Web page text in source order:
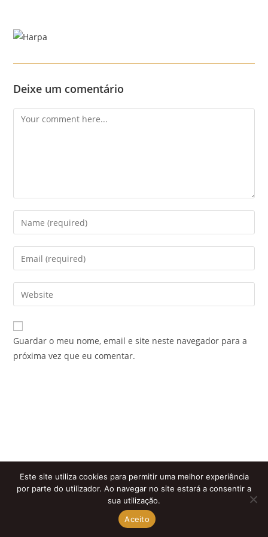
content
Deixe um comentário
Comment
Enter
your
name
comment
Enter
your
email
address
comment
Enter
your
website
URL
Guardar o meu nome, email e site neste navegador para a
próxima vez que eu comentar.
Este site utiliza cookies para permitir uma melhor experiência
por parte do utilizador. Ao navegar no site estará a consentir a
sua utilização.
Aceito